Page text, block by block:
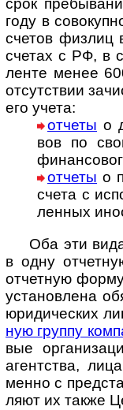
срок
году в
сче­тов
сче­тах с РФ, в
ле­нте менее
отсут­ст­вии
его учета:
отчеты о
вов по
отчеты о
счета с
лен­ных
Оба эти
в одну
отчет­ную
уста­нов­лена
юри­ди­чес­ких
ную группу
вые
агент­ства,
менно с
ляют их также